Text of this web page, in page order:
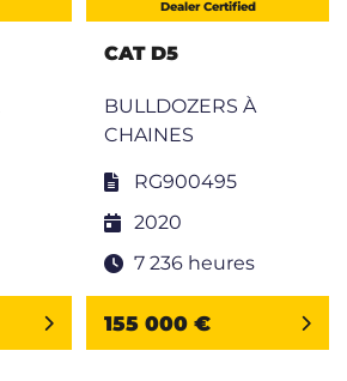
Dealer Certified
CAT D5
BULLDOZERS À
CHAINES
RG900495
2020
7 236 heures
155 000 €